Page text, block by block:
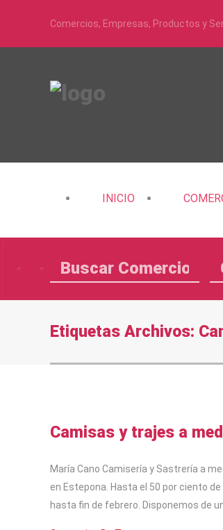
Comercios, Empresas, Productos y
INICIO
Etiquetas Archivos:
Camisas y trajes a
María Cano Camisería y Sastrería a
en Estepona. Hasta el 50 por ciento
hasta fin de febrero. Disponemos de